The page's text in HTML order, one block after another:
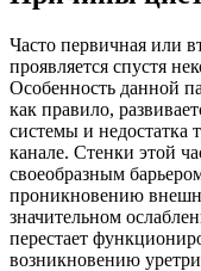
Часто первичная или
проявляется спустя
Особенность данной
как правило,
системы и недостатка
канале. Стенки этой
своеобразным
проникновению
значительном
перестает
возникновению